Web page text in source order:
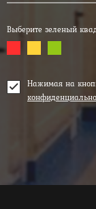
Выберите зеленый
Нажимая на